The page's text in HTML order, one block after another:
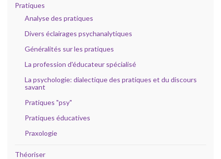
Pratiques
Analyse des pratiques
Divers éclairages psychanalytiques
Généralités sur les pratiques
La profession d'éducateur spécialisé
La psychologie: dialectique des pratiques et du discours
savant
Pratiques "psy"
Pratiques éducatives
Praxologie
Théoriser